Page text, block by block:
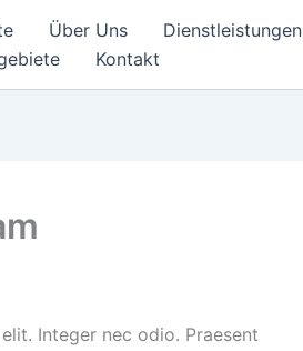
Über Uns Dienstleistungen
Kontakt
Integer nec odio. Praesent